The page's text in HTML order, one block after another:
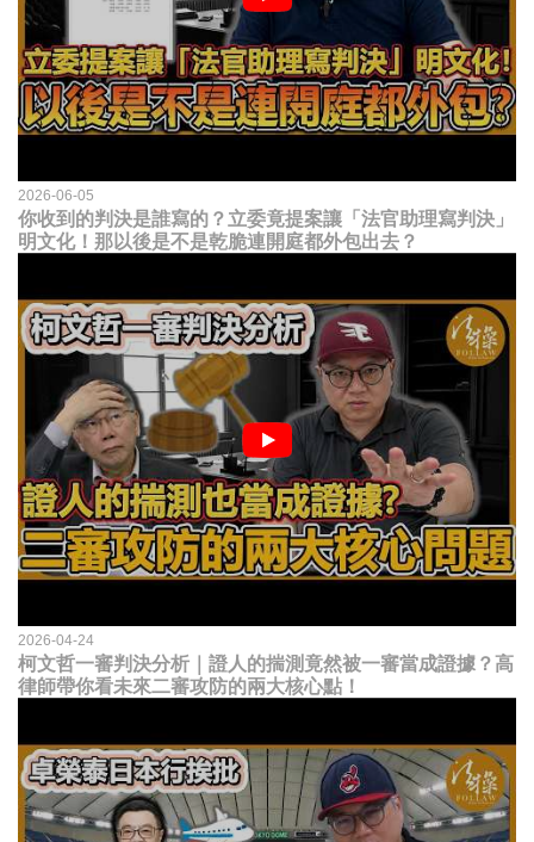
2026-06-05
你收到的判決是誰寫的？立委竟提案讓「法官助理寫判決」
明文化！那以後是不是乾脆連開庭都外包出去？
2026-04-24
柯文哲一審判決分析｜證人的揣測竟然被一審當成證據？高
律師帶你看未來二審攻防的兩大核心點！